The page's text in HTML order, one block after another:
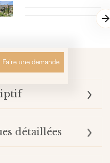
Faire une demande
détaillées